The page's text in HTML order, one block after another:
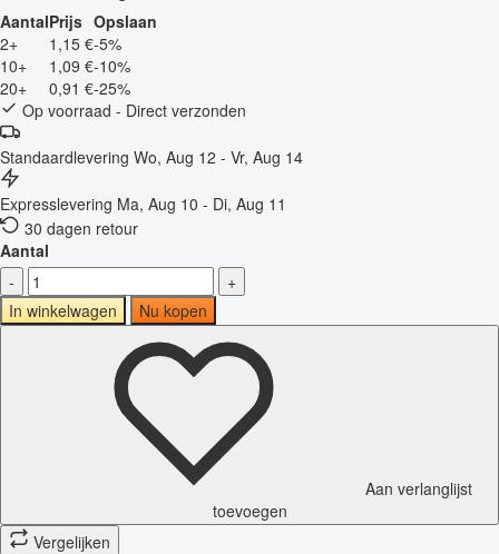
AantalPrijs Opslaan
2+
1,15 €-5%
10+
1,09 €-10%
20+
0,91 €-25%
Op voorraad - Direct verzonden
Standaardlevering Wo, Aug 12 - Vr, Aug 14
Expresslevering Ma, Aug 10 - Di, Aug 11
30 dagen retour
Aantal
-
+
In winkelwagen
Nu kopen
Aan verlanglijst
toevoegen
Vergelijken